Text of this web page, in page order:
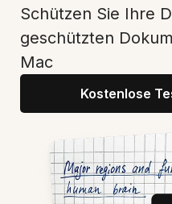
Schützen Sie Ihre
geschützten
Mac
Kostenlose